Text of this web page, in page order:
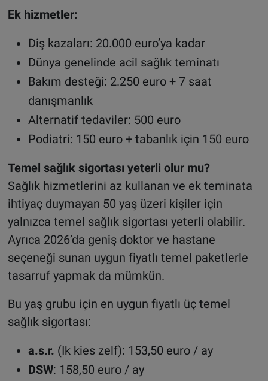
Ek hizmetler:
Diş kazaları: 20.000 euro’ya kadar
Dünya genelinde acil sağlık teminatı
Bakım desteği: 2.250 euro + 7 saat
danışmanlık
Alternatif tedaviler: 500 euro
Podiatri: 150 euro + tabanlık için 150 euro
Temel sağlık sigortası yeterli olur mu?
Sağlık hizmetlerini az kullanan ve ek teminata
ihtiyaç duymayan 50 yaş üzeri kişiler için
yalnızca temel sağlık sigortası yeterli olabilir.
Ayrıca 2026’da geniş doktor ve hastane
seçeneği sunan uygun fiyatlı temel paketlerle
tasarruf yapmak da mümkün.
Bu yaş grubu için en uygun fiyatlı üç temel
sağlık sigortası:
a.s.r. (Ik kies zelf): 153,50 euro / ay
DSW: 158,50 euro / ay